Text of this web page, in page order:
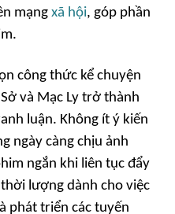
mạng xã hội, góp phần
công thức kể chuyện
và Mạc Ly trở thành
luận. Không ít ý kiến
ngày càng chịu ảnh
ngắn khi liên tục đẩy
lượng dành cho việc
phát triển các tuyến